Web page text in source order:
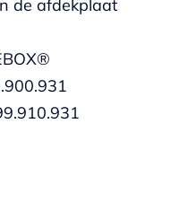
de afdekplaat